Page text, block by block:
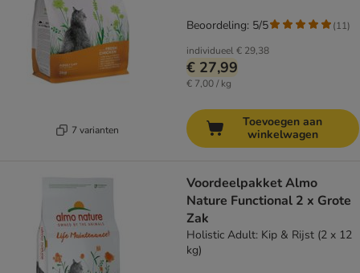
7 varianten
individueel€ 29,38
€ 27,99
€ 7,00 / kg
Beoordeling: 5/5 (11)
Toevoegen aan
winkelwagen
Voordeelpakket Almo
Nature Functional 2 x Grote
Zak
Holistic Adult: Kip & Rijst (2 x 12
kg)